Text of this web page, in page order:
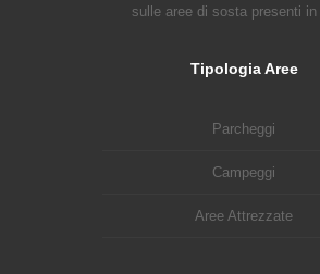
sulle aree di sosta presenti in
Tipologia Aree
Parcheggi
Campeggi
Aree Attrezzate